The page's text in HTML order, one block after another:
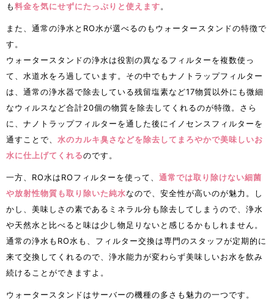
も料金を気にせずにたっぷりと使えます。
また、通常の浄水とRO水が選べるのもウォータースタンドの特徴で
す。
ウォータースタンドの浄水は役割の異なるフィルターを複数使っ
て、水道水をろ過しています。その中でもナノトラップフィルター
は、通常の浄水器で除去している残留塩素など17物質以外にも微細
なウィルスなど合計20個の物質を除去してくれるのが特徴。さら
に、ナノトラップフィルターを通した後にイノセンスフィルターを
通すことで、 水のカルキ臭さなどを除去してまろやかで美味しいお
水に仕上げてくれるのです。
一方、RO水はROフィルターを使って、 通常では取り除けない細菌
や放射性物質も取り除いた純水なので、安全性が高いのが魅力。し
かし、美味しさの素であるミネラル分も除去してしまうので、浄水
や天然水と比べると味は少し物足りないと感じるかもしれません。
通常の浄水もRO水も、フィルター交換は専門のスタッフが定期的に
来て交換してくれるので、浄水能力が変わらず美味しいお水を飲み
続けることができますよ。
ウォータースタンドはサーバーの機種の多さも魅力の一つです。